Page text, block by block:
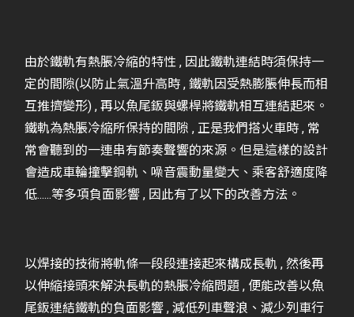
由於鐵軌有熱脹冷縮的特性 , 因此鐵軌連結時須保持一
定的間隙(以防止氣溫升高時 , 鐵軌因受熱膨脹伸長而相
互推擠變形) , 再以魚尾鈑與螺桿將鐵軌相互連結起來。
鐵軌為熱脹冷縮所保持的間隙 , 正是我們搭火車時 , 常
常會聽到的一連串有節奏聲響的來源。但是這樣的設計
會造成車輪撞擊鋼軌、噪音震動量變大、乘客舒適度降
低......等多項負面影響 , 因此有了以下的改善方法。
以焊接的技術將軌條一段段連接起來構成長軌 , 然後再
以伸縮接頭來解決長軌的熱脹冷縮問題 , 便能改善以魚
尾鈑連結鐵軌的負面影響 , 減低列車聲浪、減少列車行